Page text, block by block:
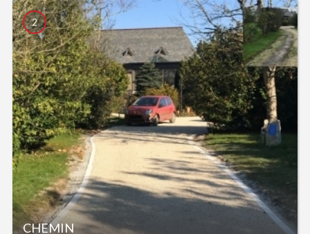
CHEMIN
2